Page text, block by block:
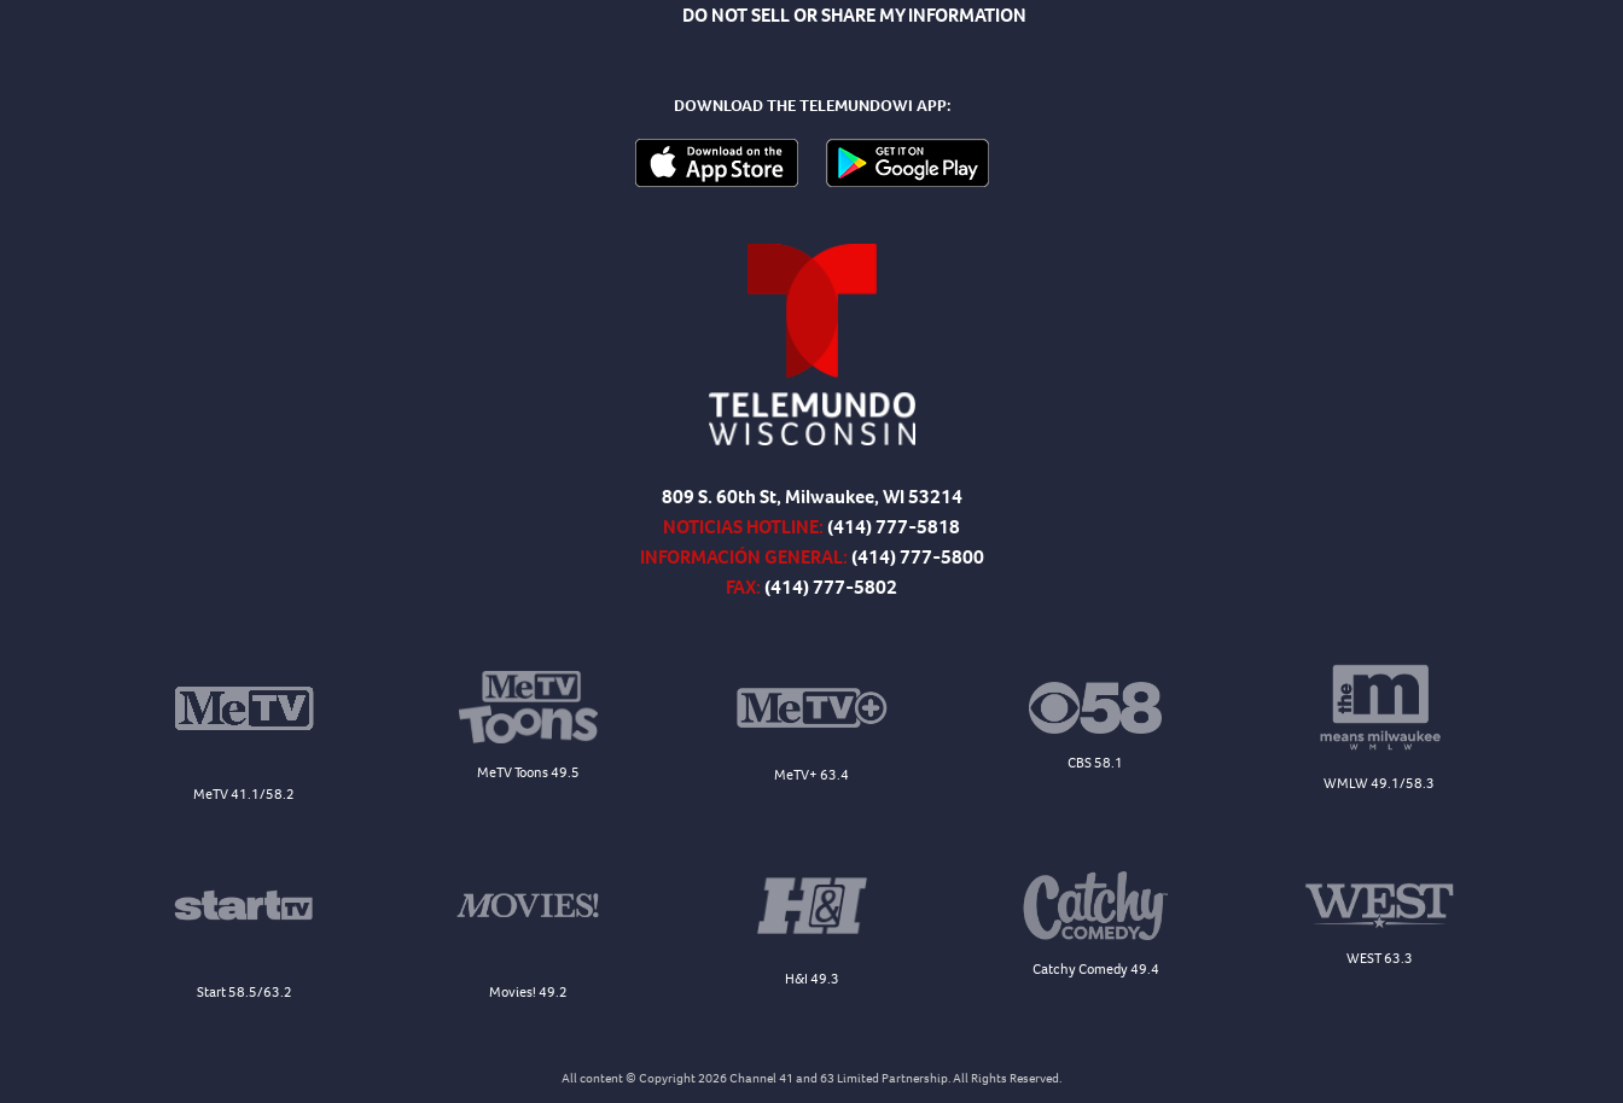
DO NOT SELL OR SHARE MY INFORMATION
DOWNLOAD THE TELEMUNDOWI APP:
809 S. 60th St, Milwaukee, WI 53214
NOTICIAS HOTLINE:(414) 777-5818
INFORMACIÓN GENERAL:(414) 777-5800
FAX:(414) 777-5802
MeTV 41.1/58.2
MeTV Toons 49.5 MeTV+ 63.4
CBS 58.1
WMLW 49.1/58.3
Start 58.5/63.2 Movies! 49.2
H&I 49.3
Catchy Comedy 49.4
WEST 63.3
All content © Copyright 2026 Channel 41 and 63 Limited Partnership. All Rights Reserved.